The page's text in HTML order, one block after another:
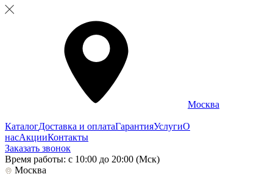
Москва
КаталогДоставка и оплатаГарантияУслугиО
насАкцииКонтакты
Заказать звонок
Время работы: с 10:00 до 20:00 (Мск)
Москва